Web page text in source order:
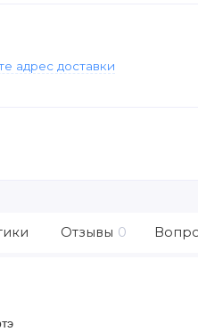
адрес доставки
Отзывы 0